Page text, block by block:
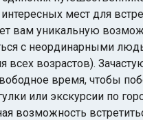
мест для
вам уникальную
с неординарными
всех возрастов).
время, чтобы
или экскурсии по
возможность